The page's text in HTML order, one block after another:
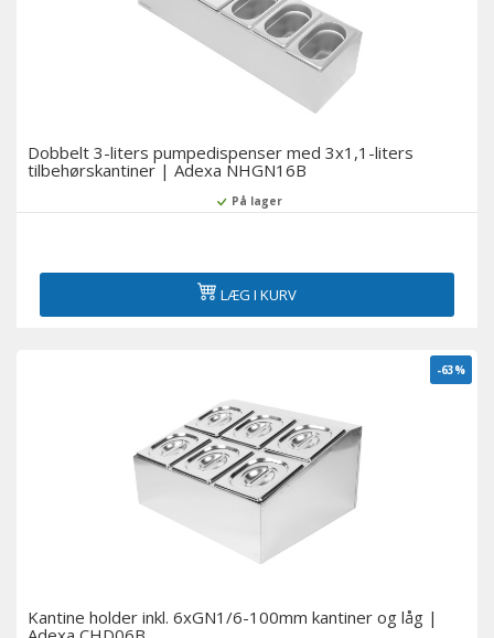
Dobbelt 3-liters pumpedispenser med 3x1,1-liters
tilbehørskantiner | Adexa NHGN16B
På lager
LÆG I KURV
-63%
Kantine holder inkl. 6xGN1/6-100mm kantiner og låg |